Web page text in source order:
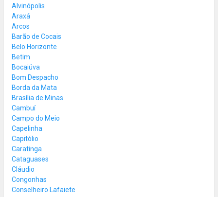
Alvinópolis
Araxá
Arcos
Barão de Cocais
Belo Horizonte
Betim
Bocaiúva
Bom Despacho
Borda da Mata
Brasília de Minas
Cambuí
Campo do Meio
Capelinha
Capitólio
Caratinga
Cataguases
Cláudio
Congonhas
Conselheiro Lafaiete